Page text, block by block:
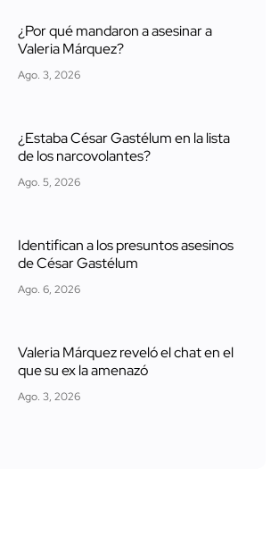
¿Por qué mandaron a asesinar a
Valeria Márquez?
Ago. 3, 2026
¿Estaba César Gastélum en la lista
de los narcovolantes?
Ago. 5, 2026
Identifican a los presuntos asesinos
de César Gastélum
Ago. 6, 2026
Valeria Márquez reveló el chat en el
que su ex la amenazó
Ago. 3, 2026